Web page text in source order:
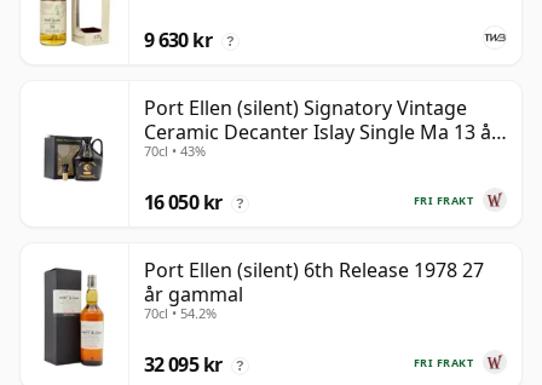
9 630 kr ?
Port Ellen (silent) Signatory Vintage
Ceramic Decanter Islay Single Ma 13 år
gammal
70cl • 43%
FRI FRAKT
16 050 kr ?
Port Ellen (silent) 6th Release 1978 27
år gammal
70cl • 54.2%
FRI FRAKT
32 095 kr ?